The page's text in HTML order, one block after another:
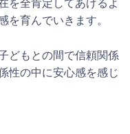
を全肯定してあげるよ
を育んでいきます。
どもとの間で信頼関係
性の中に安心感を感じ